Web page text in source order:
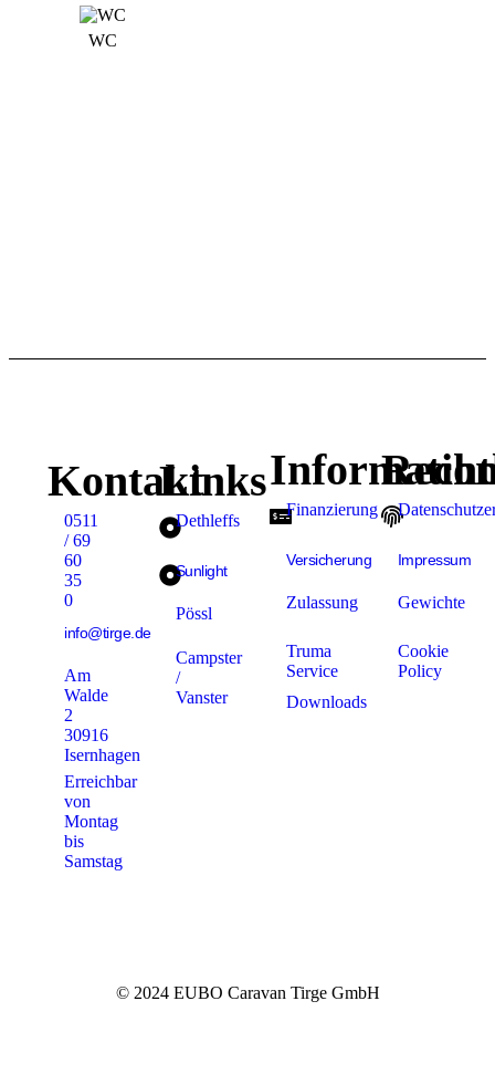
WC
Kontakt
0511
/ 69
60
35
0
info@tirge.de
Am
Walde
2
30916
Isernhagen
Erreichbar
von
Montag
bis
Samstag
Links
Dethleffs
Sunlight
Pössl
Campster
/
Vanster
Finanzierung
Versicherung
Zulassung
Truma
Service
Downloads
Impressum
Gewichte
Cookie
Policy
© 2024 EUBO Caravan Tirge GmbH